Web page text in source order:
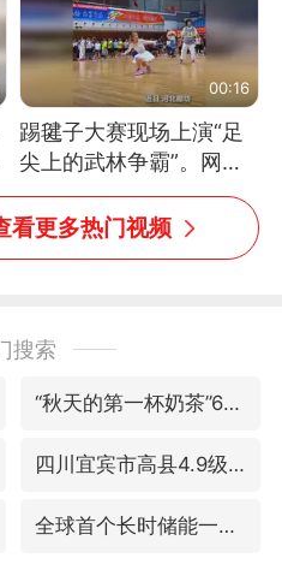
00:16
踢毽子大赛现场上演“足
尖上的武林争霸”。网
友：这哪是踢毽子，分明
是武侠片现场！#睡个好
看更多热门视频
搜索
“秋天的第一杯奶茶”6岁了
四川宜宾市高县4.9级地震致1人死亡
全球首个长时储能一体化产业园量产